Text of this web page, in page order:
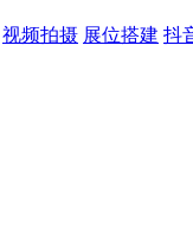
视频拍摄 展位搭建 抖